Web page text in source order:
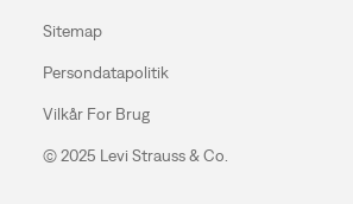
Sitemap
Persondatapolitik
Vilkår For Brug
© 2025 Levi Strauss & Co.